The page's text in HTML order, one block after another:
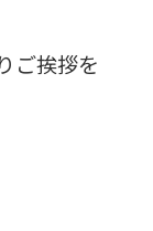
ご挨拶を